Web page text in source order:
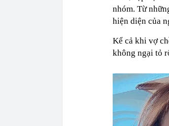
nhóm. Từ
hiện diện của
Kể cả khi vợ
không ngại tỏ